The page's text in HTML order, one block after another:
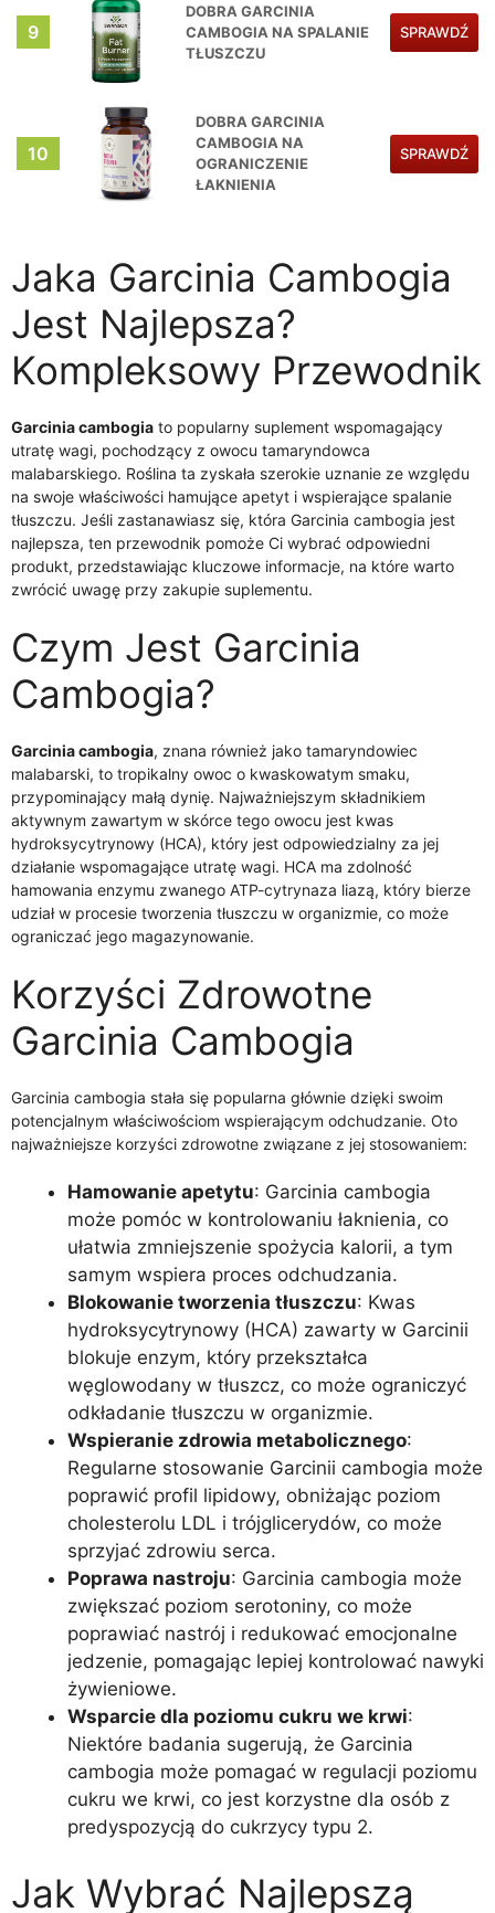
9
DOBRA GARCINIA
CAMBOGIA NA SPALANIE
TŁUSZCZU
SPRAWDŹ
10
DOBRA GARCINIA
CAMBOGIA NA
OGRANICZENIE
ŁAKNIENIA
SPRAWDŹ
Jaka Garcinia Cambogia
Jest Najlepsza?
Kompleksowy Przewodnik
Garcinia cambogia to popularny suplement wspomagający
utratę wagi, pochodzący z owocu tamaryndowca
malabarskiego. Roślina ta zyskała szerokie uznanie ze względu
na swoje właściwości hamujące apetyt i wspierające spalanie
tłuszczu. Jeśli zastanawiasz się, która Garcinia cambogia jest
najlepsza, ten przewodnik pomoże Ci wybrać odpowiedni
produkt, przedstawiając kluczowe informacje, na które warto
zwrócić uwagę przy zakupie suplementu.
Czym Jest Garcinia
Cambogia?
Garcinia cambogia, znana również jako tamaryndowiec
malabarski, to tropikalny owoc o kwaskowatym smaku,
przypominający małą dynię. Najważniejszym składnikiem
aktywnym zawartym w skórce tego owocu jest kwas
hydroksycytrynowy (HCA), który jest odpowiedzialny za jej
działanie wspomagające utratę wagi. HCA ma zdolność
hamowania enzymu zwanego ATP-cytrynaza liazą, który bierze
udział w procesie tworzenia tłuszczu w organizmie, co może
ograniczać jego magazynowanie.
Korzyści Zdrowotne
Garcinia Cambogia
Garcinia cambogia stała się popularna głównie dzięki swoim
potencjalnym właściwościom wspierającym odchudzanie. Oto
najważniejsze korzyści zdrowotne związane z jej stosowaniem:
Hamowanie apetytu: Garcinia cambogia
może pomóc w kontrolowaniu łaknienia, co
ułatwia zmniejszenie spożycia kalorii, a tym
samym wspiera proces odchudzania.
Blokowanie tworzenia tłuszczu: Kwas
hydroksycytrynowy (HCA) zawarty w Garcinii
blokuje enzym, który przekształca
węglowodany w tłuszcz, co może ograniczyć
odkładanie tłuszczu w organizmie.
Wspieranie zdrowia metabolicznego:
Regularne stosowanie Garcinii cambogia może
poprawić profil lipidowy, obniżając poziom
cholesterolu LDL i trójglicerydów, co może
sprzyjać zdrowiu serca.
Poprawa nastroju: Garcinia cambogia może
zwiększać poziom serotoniny, co może
poprawiać nastrój i redukować emocjonalne
jedzenie, pomagając lepiej kontrolować nawyki
żywieniowe.
Wsparcie dla poziomu cukru we krwi:
Niektóre badania sugerują, że Garcinia
cambogia może pomagać w regulacji poziomu
cukru we krwi, co jest korzystne dla osób z
predyspozycją do cukrzycy typu 2.
Jak Wybrać Najlepszą